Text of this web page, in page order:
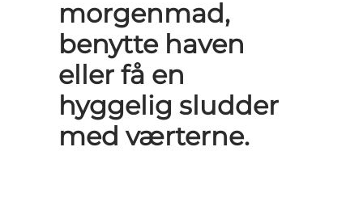
morgenmad,
benytte haven
eller få en
hyggelig sludder
med værterne.